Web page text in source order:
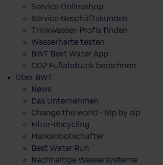
Service Onlineshop
Service Geschäftskunden
Trinkwasser-Profis finden
Wasserhärte testen
BWT Best Water App
CO2 Fußabdruck berechnen
Über BWT
News
Das Unternehmen
Change the world - Sip by sip
Filter-Recycling
Markenbotschafter
Best Water Run
Nachhaltige Wassersysteme